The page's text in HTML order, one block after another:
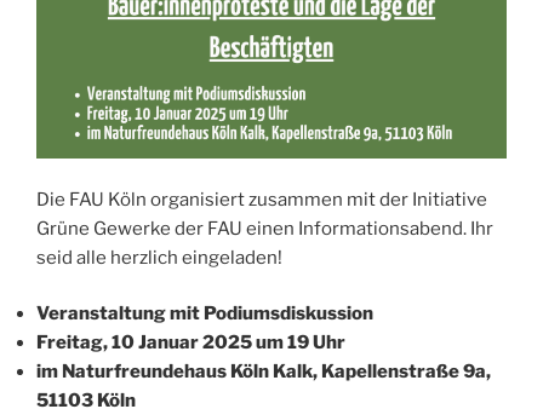
Die FAU Köln organisiert zusammen mit der Initiative
Grüne Gewerke der FAU einen Informationsabend. Ihr
seid alle herzlich eingeladen!
Veranstaltung mit Podiumsdiskussion
Freitag, 10 Januar 2025 um 19 Uhr
im Naturfreundehaus Köln Kalk, Kapellenstraße 9a,
51103 Köln